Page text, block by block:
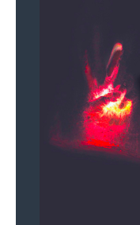
by ste na
ako sa to
Zelenský